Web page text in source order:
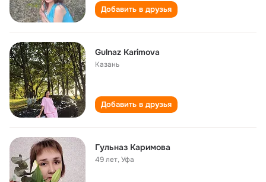
Добавить в друзья
Gulnaz Karimova
Казань
Добавить в друзья
Гульназ Каримова
49 лет,Уфа